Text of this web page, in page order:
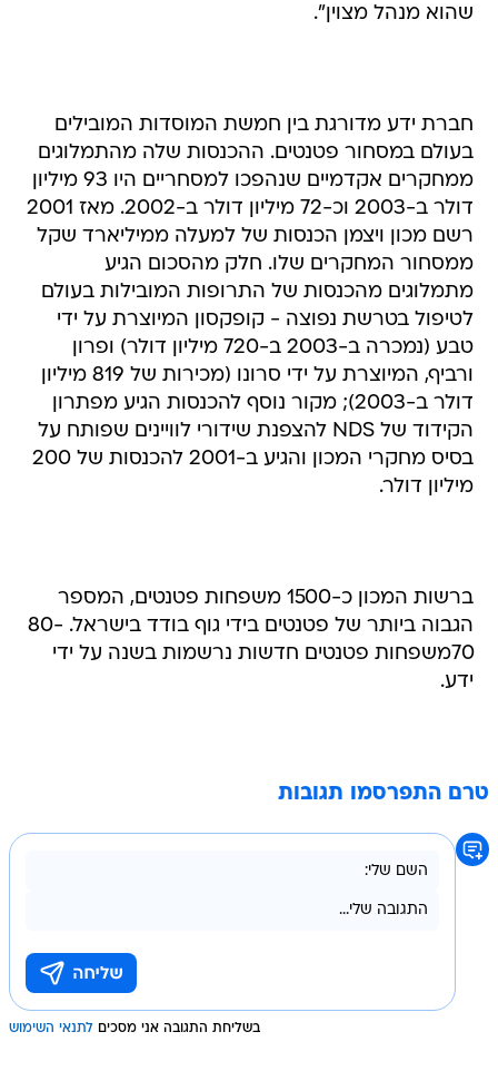
שהוא מנהל מצוין".
חברת ידע מדורגת בין חמשת המוסדות המובילים
בעולם במסחור פטנטים. ההכנסות שלה מהתמלוגים
ממחקרים אקדמיים שנהפכו למסחריים היו 93 מיליון
דולר ב-2003 וכ-72 מיליון דולר ב-2002. מאז 2001
רשם מכון ויצמן הכנסות של למעלה ממיליארד שקל
ממסחור המחקרים שלו. חלק מהסכום הגיע
מתמלוגים מהכנסות של התרופות המובילות בעולם
לטיפול בטרשת נפוצה - קופקסון המיוצרת על ידי
טבע (נמכרה ב-2003 ב-720 מיליון דולר) ופרון
ורביף, המיוצרת על ידי סרונו (מכירות של 819 מיליון
דולר ב-2003); מקור נוסף להכנסות הגיע מפתרון
הקידוד של NDS להצפנת שידורי לוויינים שפותח על
בסיס מחקרי המכון והגיע ב-2001 להכנסות של 200
מיליון דולר.
ברשות המכון כ-1500 משפחות פטנטים, המספר
הגבוה ביותר של פטנטים בידי גוף בודד בישראל. 80-
70משפחות פטנטים חדשות נרשמות בשנה על ידי
ידע.
טרם התפרסמו תגובות
בשליחת התגובה אני מסכים לתנאי השימוש